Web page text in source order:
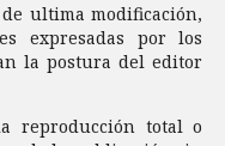
de ultima modificación,
expresadas por los
la postura del editor
reproducción total o